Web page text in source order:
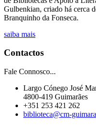
Gulbenkian, criado há cerca
Branquinho da Fonseca.
saiba mais
Contactos
Fale Connosco...
Largo Cónego José
4800-419 Guimarães
+351 253 421 262
biblioteca@cm-